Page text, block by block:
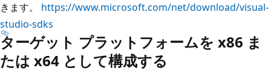
きます。 https://www.microsoft.com/net/download/visual-
studio-sdks
ターゲット プラットフォームを x86 ま
たは x64 として構成する